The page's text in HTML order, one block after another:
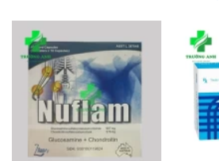
Suy thận nặng.
Tác dụng phụ của
Ít gặp (1/1.000 < ADR < 1/100)
Chuyển hóa và dinh dưỡng: Tăng
niệu.